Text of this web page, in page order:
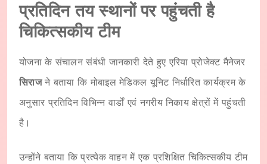
प्रतिदिन तय स्थानों पर पहुंचती है
चिकित्सकीय टीम
योजना के संचालन संबंधी जानकारी देते हुए एरिया प्रोजेक्ट मैनेजर
सिराजने बताया कि मोबाइल मेडिकल यूनिट निर्धारित कार्यक्रम के
अनुसार प्रतिदिन विभिन्न वार्डों एवं नगरीय निकाय क्षेत्रों में पहुंचती
है।
उन्होंने बताया कि प्रत्येक वाहन में एक प्रशिक्षित चिकित्सकीय टीम